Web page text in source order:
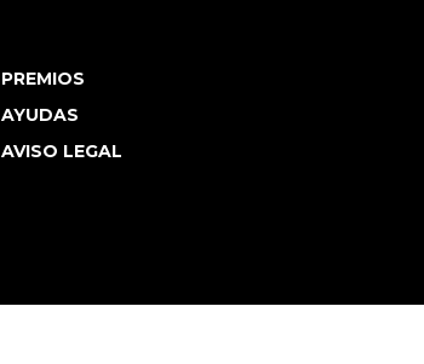
PREMIOS
AYUDAS
AVISO LEGAL